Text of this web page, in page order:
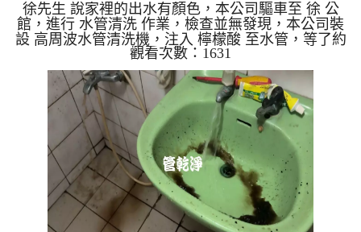
管清洗
徐先生 說家裡的出水有顏色，本公司驅車至 徐 公
館，進行 水管清洗 作業，檢查並無發現，本公司裝
設 高周波水管清洗機，注入 檸檬酸 至水管，等了約
15分，開啟 水管清洗機 ，啟動 螺旋波 模式，一洗水
管就流出白色報沫髒水，忽然變成泥水，看起來就像
是冬瓜茶，兩個多小時後，出水變乾淨水量也變大
了。 如是自來水，如水管老化，會產生鐵鏽跟泥沙
堆積，洗出來的水就會是咖啡色，地下水含有氧化
錳，管壁上會結成黑色管垢，洗出來的水會跟石油一
樣黑，有些洗出綠色的水，是因為裡面有銅的物質，
生鏽產生銅綠，如是藍色...
觀看次數：1631